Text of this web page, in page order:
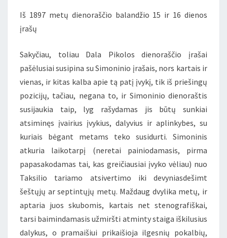
U.
„PRAHOS
KAPINĖS“)
Iš 1897 metų dienoraščio balandžio 15 ir 16 dienos
įrašų
Sakyčiau, toliau Dala Pikolos dienoraščio įrašai
pašėlusiai susipina su Simoninio įrašais, nors kartais ir
vienas, ir kitas kalba apie tą patį įvykį, tik iš priešingų
pozicijų, tačiau, negana to, ir Simoninio dienoraštis
susijaukia taip, lyg rašydamas jis būtų sunkiai
atsiminęs įvairius įvykius, dalyvius ir aplinkybes, su
kuriais bėgant metams teko susidurti. Simoninis
atkuria laikotarpį (neretai painiodamasis, pirma
papasakodamas tai, kas greičiausiai įvyko vėliau) nuo
Taksilio tariamo atsivertimo iki devyniasdešimt
šeštųjų ar septintųjų metų. Maždaug dvylika metų, ir
aptaria juos skubomis, kartais net stenografiškai,
tarsi baimindamasis užmiršti atminty staiga iškilusius
dalykus, o pramaišiui prikaišioja ilgesnių pokalbių,